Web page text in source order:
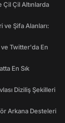
Çil Altınlarda
ve Şifa Alanları:
Twitter'da En
En Sık
Diziliş Şekilleri
Arkana Desteleri